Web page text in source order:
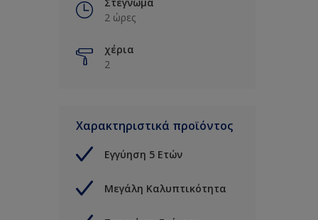
2 ώρες
χέρια
2
Χαρακτηριστικά προϊόντος
Εγγύηση 5 Ετών
Μεγάλη Καλυπτικότητα